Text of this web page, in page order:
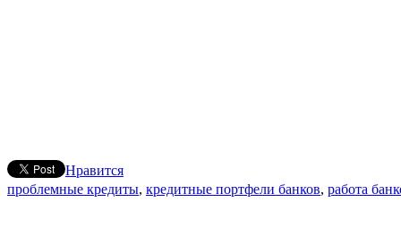
Нравится
проблемные кредиты, кредитные портфели банков, работа